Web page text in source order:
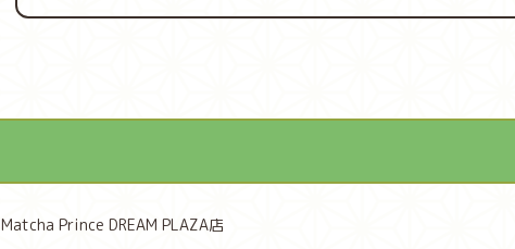
Matcha Prince DREAM PLAZA店